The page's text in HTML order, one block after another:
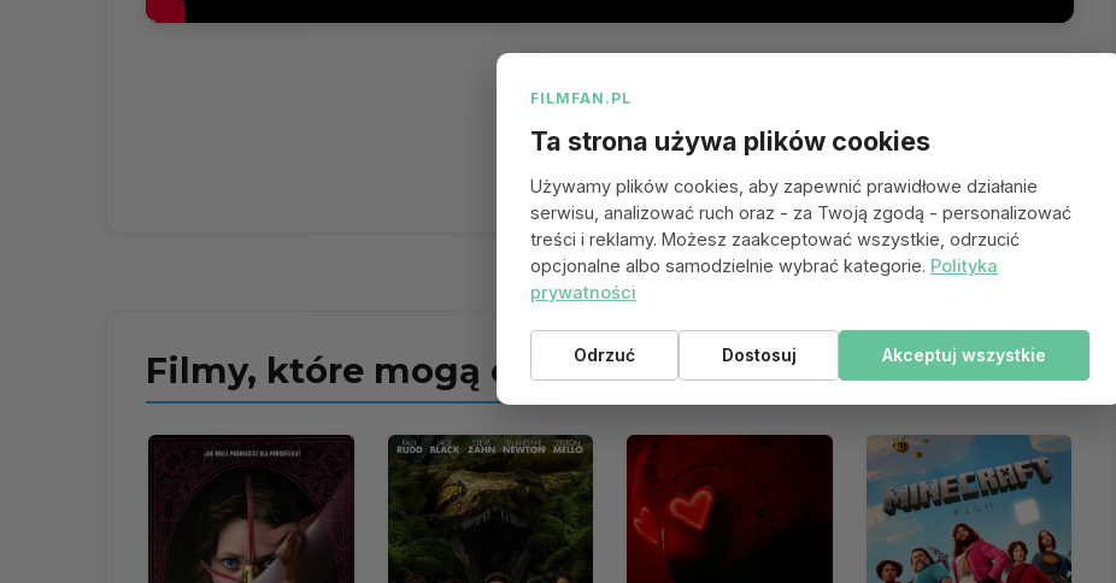
Filmy, które mogą ci się spodobać
FILMFAN.PL
Ta strona używa plików cookies
Używamy plików cookies, aby zapewnić prawidłowe działanie
serwisu, analizować ruch oraz - za Twoją zgodą - personalizować
treści i reklamy. Możesz zaakceptować wszystkie, odrzucić
opcjonalne albo samodzielnie wybrać kategorie. Polityka
prywatności
Odrzuć Dostosuj Akceptuj wszystkie